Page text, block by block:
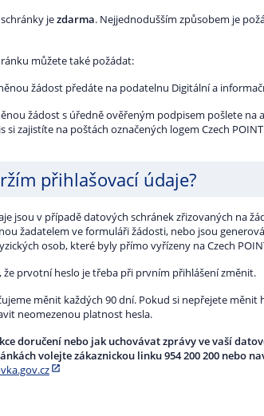
jezdarma. Nejjednodušším způsobem je
můžete také požádat:
žádost předáte na podatelnu Digitální a
žádost s úředně ověřeným podpisem pošlete na
si zajistíte na poštách označených logem Czech
přihlašovací údaje?
jsou v případě datových schránek zřizovaných na
žadatelem ve formuláři žádosti, nebo jsou
osob, které byly přímo vyřízeny na Czech
že prvotní heslo je třeba při prvním přihlášení změnit.
měnit každých 90 dní. Pokud si nepřejete měnit
neomezenou platnost hesla.
doručení nebo jak uchovávat zprávy ve vaší
volejte zákaznickou linku 954 200 200 nebo